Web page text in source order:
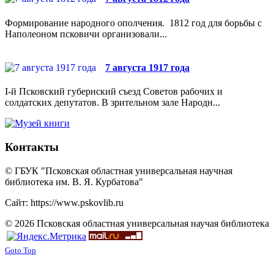
Формирование народного ополчения. 1812 год для борьбы с
Наполеоном псковичи организовали...
7 августа 1917 года
I-й Псковский губернский съезд Советов рабочих и
солдатских депутатов. В зрительном зале Народн...
Контакты
© ГБУК "Псковская областная универсальная научная
библиотека им. В. Я. Курбатова"
Сайт: https://www.pskovlib.ru
© 2026 Псковская областная универсальная научая библиотека
Goto Top